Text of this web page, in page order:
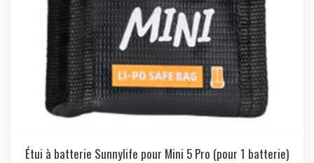
Étui à batterie Sunnylife pour Mini 5 Pro (pour 1 batterie)